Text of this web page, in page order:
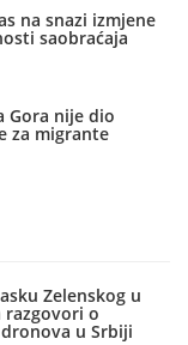
na snazi izmjene
saobraćaja
Gora nije dio
za migrante
Zelenskog u
razgovori o
u Srbiji